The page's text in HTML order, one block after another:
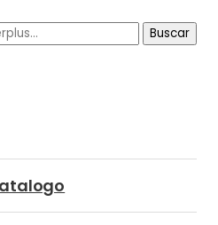
Buscar